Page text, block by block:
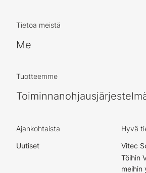
Tietoa meistä
Me
Tuotteemme
Ajankohtaista
Uutiset
Hyvä
Vitec
Töihin
meihin